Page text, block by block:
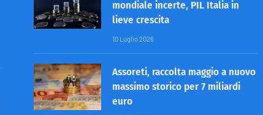
mondiale incerte, PIL Italia in
lieve crescita
10 Luglio 2026
Assoreti, raccolta maggio a nuovo
massimo storico per 7 miliardi
euro